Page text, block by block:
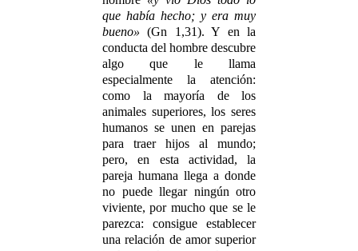
que había hecho; y era muy
bueno» (Gn 1,31). Y en la
conducta del hombre descubre
algo que le llama
especialmente la atención:
como la mayoría de los
animales superiores, los seres
humanos se unen en parejas
para traer hijos al mundo;
pero, en esta actividad, la
pareja humana llega a donde
no puede llegar ningún otro
viviente, por mucho que se le
parezca: consigue establecer
una relación de amor superior